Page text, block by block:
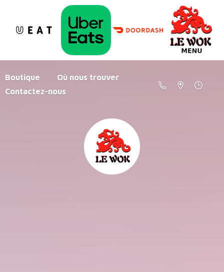
Boutique
Où nous trouver
Contactez-nous